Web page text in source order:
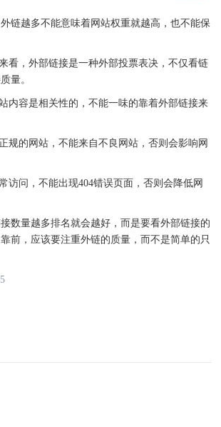
链越多不能意味着网站权重就越高，也不能保
看，外部链接是一种外部投票表决，不仅看链
量。
内容是相关性的，不能一味的靠着外部链接来
规的网站，不能来自不良网站，否则会影响网
访问，不能出现404错误页面，否则会降低网
数量越多排名就会越好，而是要看外部链接的
前，应该要注重外链的质量，而不是简单的只